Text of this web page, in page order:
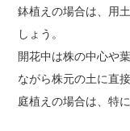
鉢植えの場合は、用
しょう。
開花中は株の中心や
ながら株元の土に直
庭植えの場合は、特